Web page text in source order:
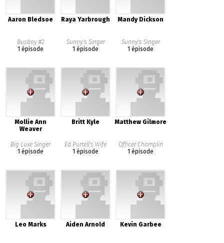
Aaron Bledsoe
Busboy #2
1 épisode
Raya Yarbrough
Sunny's Singer
1 épisode
Mandy Dickson
Sunny's Singer
1 épisode
Mollie Ann
Weaver
Big Luxe Singer
1 épisode
Britt Kyle
Ed Purtell's Wife
1 épisode
Matthew Gilmore
Officer Champlin
1 épisode
Leo Marks Aiden Arnold Kevin Garbee